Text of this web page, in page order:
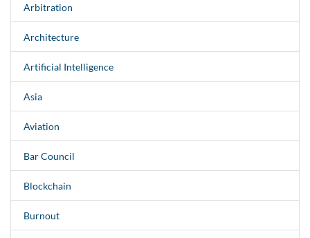
Arbitration
Architecture
Artificial Intelligence
Asia
Aviation
Bar Council
Blockchain
Burnout